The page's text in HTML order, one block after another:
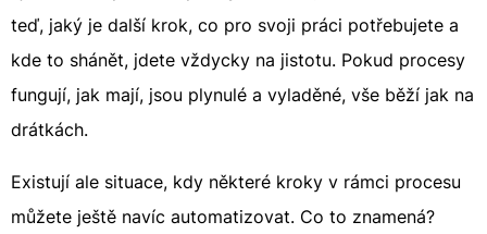
teď, jaký je další krok, co pro svoji práci potřebujete a
kde to shánět, jdete vždycky na jistotu. Pokud procesy
fungují, jak mají, jsou plynulé a vyladěné, vše běží jak na
drátkách.
Existují ale situace, kdy některé kroky v rámci procesu
můžete ještě navíc automatizovat. Co to znamená?